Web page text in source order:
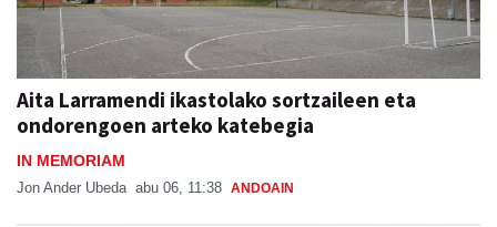
Aita Larramendi ikastolako sortzaileen eta
ondorengoen arteko katebegia
IN MEMORIAM
Jon Ander Ubeda abu 06, 11:38 ANDOAIN